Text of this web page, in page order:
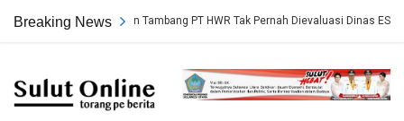
Breaking News
Persetujuan Tambang PT HWR Tak Pernah Dievaluasi Dinas ESDM
Sulut